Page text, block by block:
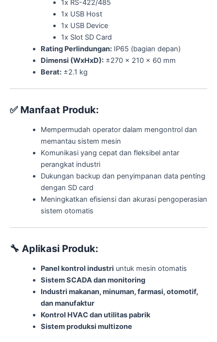
1x RS-422/485
1x USB Host
1x USB Device
1x Slot SD Card
Rating Perlindungan:IP65 (bagian depan)
Dimensi (WxHxD):±270 x 210 x 60 mm
Berat:±2.1 kg
✅ Manfaat Produk:
Mempermudah operator dalam mengontrol dan
memantau sistem mesin
Komunikasi yang cepat dan fleksibel antar
perangkat industri
Dukungan backup dan penyimpanan data penting
dengan SD card
Meningkatkan efisiensi dan akurasi pengoperasian
sistem otomatis
🔧 Aplikasi Produk:
Panel kontrol industri untuk mesin otomatis
Sistem SCADA dan monitoring
Industri makanan, minuman, farmasi, otomotif,
dan manufaktur
Kontrol HVAC dan utilitas pabrik
Sistem produksi multizone